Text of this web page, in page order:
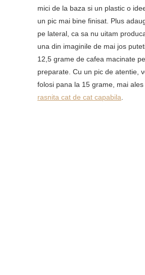
mici de la baza si un plastic o
un pic mai bine finisat. Plus
pe lateral, ca sa nu uitam
una din imaginile de mai jos
12,5 grame de cafea macinate
preparate. Cu un pic de atentie,
folosi pana la 15 grame, mai
rasnita cat de cat capabila